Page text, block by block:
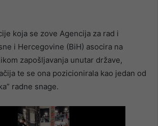
koja se zove Agencija za rad i
i Hercegovine (BiH) asocira na
zapošljavanja unutar države,
te se ona pozicionirala kao jedan od
radne snage.